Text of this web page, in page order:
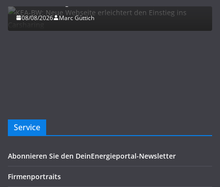
08/08/2026 Marc Güttich
Service
Abonnieren Sie den DeinEnergieportal-Newsletter
Firmenportraits